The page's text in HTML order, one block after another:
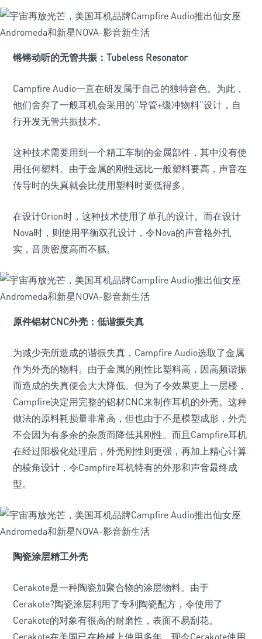
锵锵动听的无管共振：Tubeless Resonator
Campfire Audio一直在研发属于自己的独特音色。为此，
他们舍弃了一般耳机会采用的“导管+缓冲物料”设计，自
行开发无管共振技术。
这种技术需要用到一个精工车制的金属部件，其中没有使
用任何塑料。由于金属的刚性远比一般塑料要高，声音在
传导时的失真就会比使用塑料时要低得多。
在设计Orion时，这种技术使用了单孔的设计。而在设计
Nova时，则使用平衡双孔设计，令Nova的声音格外扎
实，音质密度高而不腻。
原件铝材CNC外壳：低谐振失真
为减少壳所造成的谐振失真，Campfire Audio选取了金属
作为外壳的物料。由于金属的刚性比塑料高，因高频谐振
而造成的失真便会大大降低。但为了令效果更上一层楼，
Campfire决定用完整的铝材CNC来制作耳机的外壳。这种
做法的原料耗损量非常高，但也由于不是模塑成形，外壳
不会因为有多余的杂质而降低其刚性。而且Campfire耳机
在经过阳极化处理后，外壳刚性则更强，再加上精心计算
的棱角设计，令Campfire耳机特有的外形和声音最终成
型。
陶瓷涂层精工外壳
Cerakote是一种陶瓷加聚合物的涂层物料。由于
Cerakote?陶瓷涂层利用了专利陶瓷配方，令使用了
Cerakote的对象有很高的耐磨性，表面不易刮花。
Cerakote在美国已在枪械上使用多年，现今Cerakote使用